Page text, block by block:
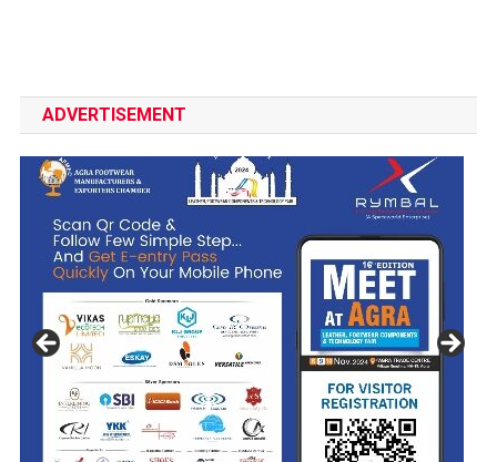
ADVERTISEMENT